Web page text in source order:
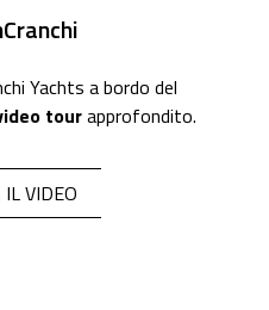
Yachts a bordo del
tourapprofondito.
VIDEO